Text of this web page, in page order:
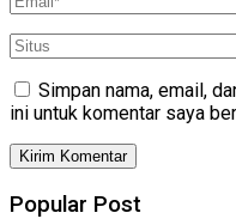
Simpan nama, email,
ini untuk komentar saya
Popular Post